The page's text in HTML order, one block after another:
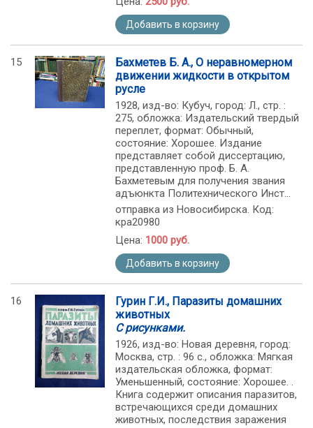
Добавить в корзину
15
Бахметев Б. А., О неравномерном
движении жидкости в открытом
русле
1928, изд-во: Кубуч, город: Л., стр. :
275, обложка: Издательский твердый
переплет, формат: Обычный,
состояние: Хорошее. Издание
представляет собой диссертацию,
представленную проф. Б. А.
Бахметевым для получения звания
адъюнкта Политехнического Инст...
отправка из Новосибирска. Код:
кра20980
Цена: 1000 руб.
Добавить в корзину
16
Гурин Г.И., Паразиты домашних
животных
С рисунками.
1926, изд-во: Новая деревня, город:
Москва, стр. : 96 с., обложка: Мягкая
издательская обложка, формат:
Уменьшенный, состояние: Хорошее. .
Книга содержит описания паразитов,
встречающихся среди домашних
животных, последствия заражения